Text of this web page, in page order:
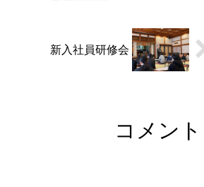
新入社員研修会
コメント